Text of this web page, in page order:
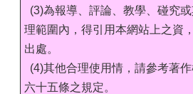
(3)為報導、評論、教學、碰究
理範圍內，得引用本網站上之資
出處。
(4)其他合理使用情，請參考著
六十五條之規定。